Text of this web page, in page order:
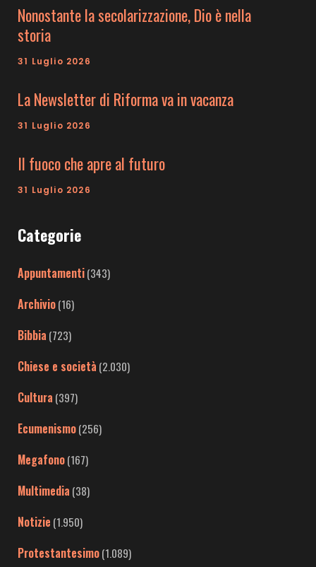
Nonostante la secolarizzazione, Dio è nella
storia
31 Luglio 2026
La Newsletter di Riforma va in vacanza
31 Luglio 2026
Il fuoco che apre al futuro
31 Luglio 2026
Categorie
Appuntamenti(343)
Archivio(16)
Bibbia (723)
Chiese e società (2.030)
Cultura (397)
Ecumenismo(256)
Megafono(167)
Multimedia (38)
Notizie (1.950)
Protestantesimo(1.089)